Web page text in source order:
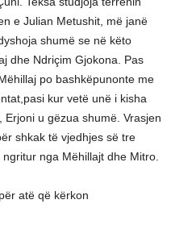
e Julian Metushit, më janë
shumë se në këto
dhe Ndriçim Gjokona. Pas
po bashkëpunonte me
kur vetë unë i kisha
u gëzua shumë. Vrasjen
shkak të vjedhjes së tre
nga Mëhillajt dhe Mitro.
atë që kërkon